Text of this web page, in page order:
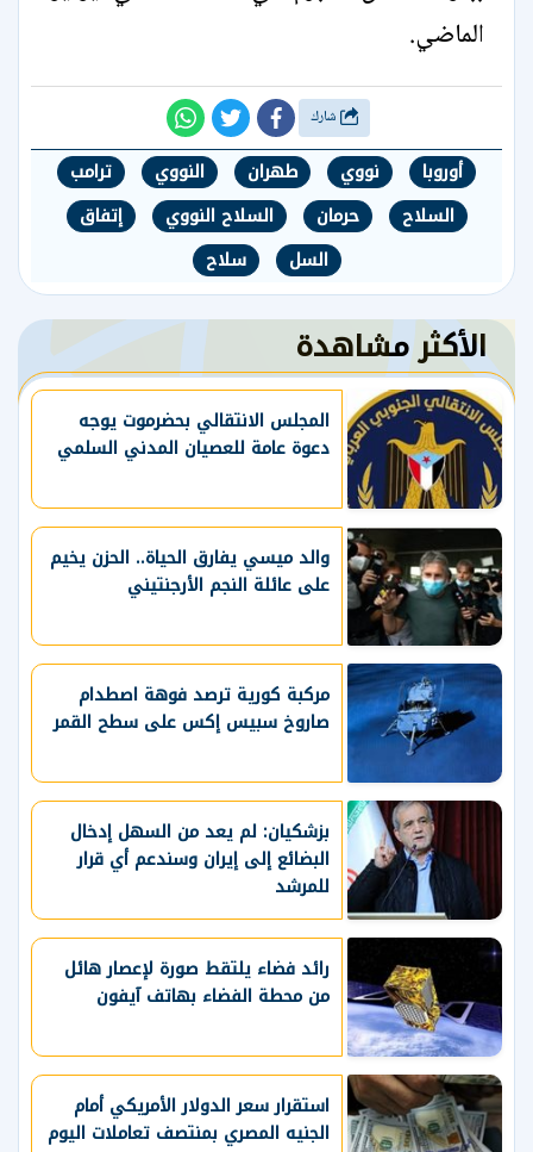
الماضي.
أوروبا نووي طهران النووي
ترامب
السلاح
حرمان السلاح النووي
إتفاق
السل
سلاح
الأكثر مشاهدة
المجلس الانتقالي بحضرموت يوجه
دعوة عامة للعصيان المدني السلمي
والد ميسي يفارق الحياة.. الحزن يخيم
على عائلة النجم الأرجنتيني
مركبة كورية ترصد فوهة اصطدام
صاروخ سبيس إكس على سطح القمر
بزشكيان: لم يعد من السهل إدخال
البضائع إلى إيران وسندعم أي قرار
للمرشد
رائد فضاء يلتقط صورة لإعصار هائل
من محطة الفضاء بهاتف آيفون
استقرار سعر الدولار الأمريكي أمام
الجنيه المصري بمنتصف تعاملات اليوم